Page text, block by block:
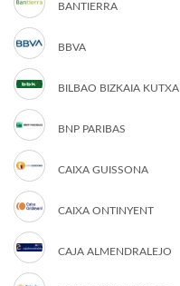
BANTIERRA
BBVA
BILBAO BIZKAIA KUTXA
BNP PARIBAS
CAIXA GUISSONA
CAIXA ONTINYENT
CAJA ALMENDRALEJO